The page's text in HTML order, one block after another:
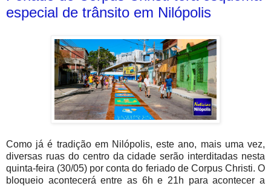
especial de trânsito em Nilópolis
Como já é tradição em Nilópolis, este ano, mais uma vez,
diversas ruas do centro da cidade serão interditadas nesta
quinta-feira (30/05) por conta do feriado de Corpus Christi. O
bloqueio acontecerá entre as 6h e 21h para acontecer a